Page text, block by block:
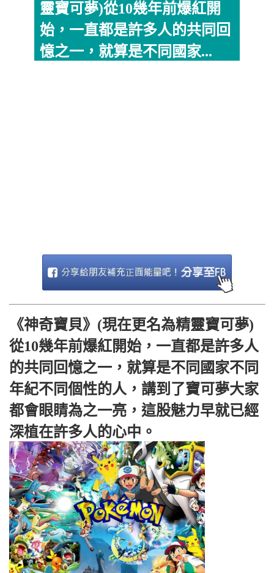
靈寶可夢)從10幾年前爆紅開
始，一直都是許多人的共同回
憶之一，就算是不同國家...
《神奇寶貝》(現在更名為精靈寶可夢)
從10幾年前爆紅開始，一直都是許多人
的共同回憶之一，就算是不同國家不同
年紀不同個性的人，講到了寶可夢大家
都會眼睛為之一亮，這股魅力早就已經
深植在許多人的心中。